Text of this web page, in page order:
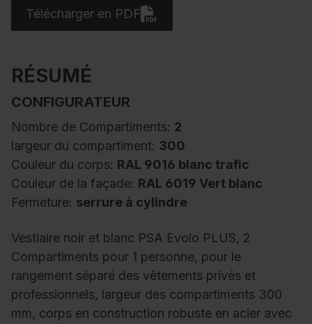
Télécharger en PDF
RÉSUMÉ
CONFIGURATEUR
Nombre de Compartiments: 2
largeur du compartiment: 300
Couleur du corps: RAL 9016 blanc trafic
Couleur de la façade: RAL 6019 Vert blanc
Fermeture: serrure à cylindre
Vestiaire noir et blanc PSA Evolo PLUS, 2
Compartiments pour 1 personne, pour le
rangement séparé des vêtements privés et
professionnels, largeur des compartiments 300
mm, corps en construction robuste en acier avec